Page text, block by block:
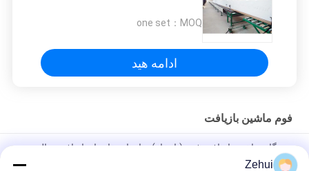
MOQ：
one set
ادامه هید
فوم ماشین بازیافت
دستگاه ساخت بازیافت فوم (با بخار) برای استفاده از بازیافت زباله
اسفنجیZehui